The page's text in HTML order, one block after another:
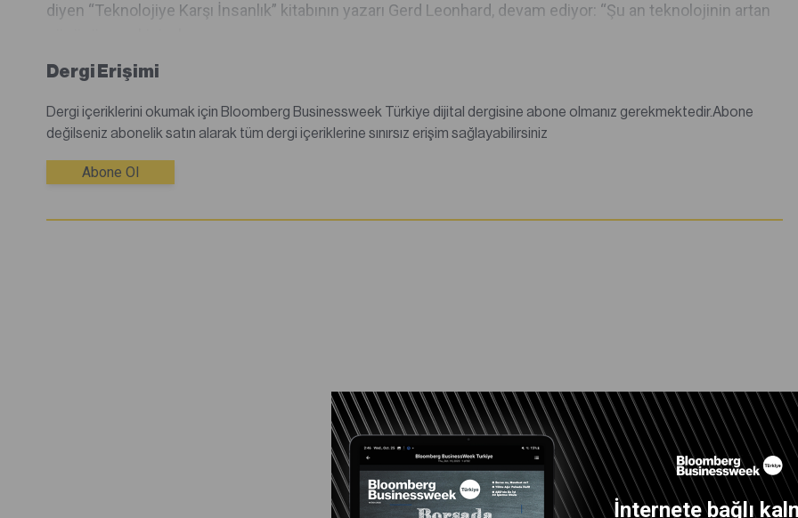
İnternete bağlı
diyen “Teknolojiye Karşı İnsanlık” kitabının yazarı Gerd Leonhard, devam ediyor: “Şu an teknolojinin artan
Dergi Erişimi
Dergi içeriklerini okumak için Bloomberg Businessweek Türkiye dijital dergisine abone olmanız gerekmektedir.Abone
değilseniz abonelik satın alarak tüm dergi içeriklerine sınırsız erişim sağlayabilirsiniz
Abone Ol